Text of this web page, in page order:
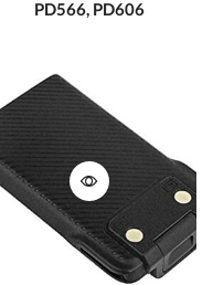
PD566, PD606